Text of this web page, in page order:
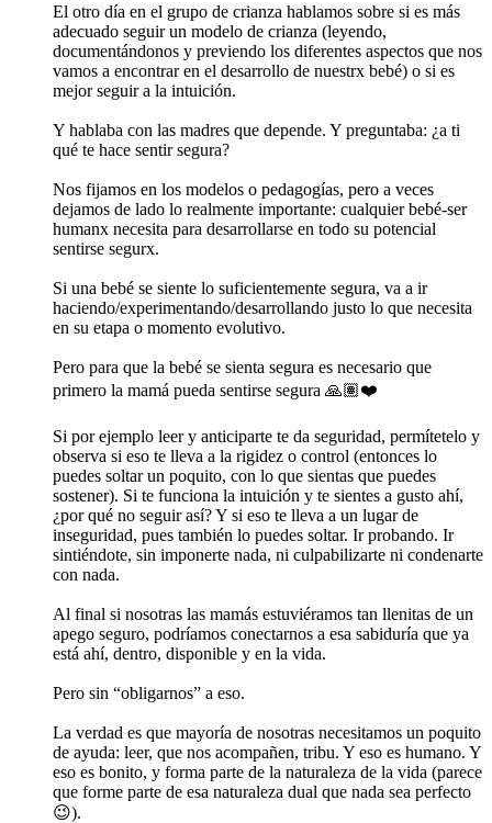
El otro día en el grupo de crianza hablamos sobre si es más
adecuado seguir un modelo de crianza (leyendo,
documentándonos y previendo los diferentes aspectos que nos
vamos a encontrar en el desarrollo de nuestrx bebé) o si es
mejor seguir a la intuición.
Y hablaba con las madres que depende. Y preguntaba: ¿a ti
qué te hace sentir segura?
Nos fijamos en los modelos o pedagogías, pero a veces
dejamos de lado lo realmente importante: cualquier bebé-ser
humanx necesita para desarrollarse en todo su potencial
sentirse segurx.
Si una bebé se siente lo suficientemente segura, va a ir
haciendo/experimentando/desarrollando justo lo que necesita
en su etapa o momento evolutivo.
Pero para que la bebé se sienta segura es necesario que
primero la mamá pueda sentirse segura 🙏🏽❤️
Si por ejemplo leer y anticiparte te da seguridad, permítetelo y
observa si eso te lleva a la rigidez o control (entonces lo
puedes soltar un poquito, con lo que sientas que puedes
sostener). Si te funciona la intuición y te sientes a gusto ahí,
¿por qué no seguir así? Y si eso te lleva a un lugar de
inseguridad, pues también lo puedes soltar. Ir probando. Ir
sintiéndote, sin imponerte nada, ni culpabilizarte ni condenarte
con nada.
Al final si nosotras las mamás estuviéramos tan llenitas de un
apego seguro, podríamos conectarnos a esa sabiduría que ya
está ahí, dentro, disponible y en la vida.
Pero sin “obligarnos” a eso.
La verdad es que mayoría de nosotras necesitamos un poquito
de ayuda: leer, que nos acompañen, tribu. Y eso es humano. Y
eso es bonito, y forma parte de la naturaleza de la vida (parece
que forme parte de esa naturaleza dual que nada sea perfecto
😉).